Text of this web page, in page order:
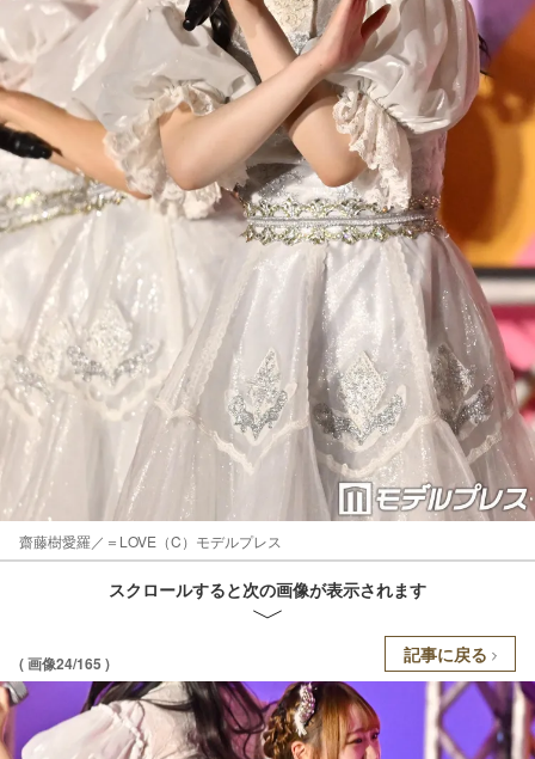
齋藤樹愛羅／＝LOVE（C）モデルプレス
スクロールすると次の画像が表示されます
( 画像24/165 ) 記事に戻る